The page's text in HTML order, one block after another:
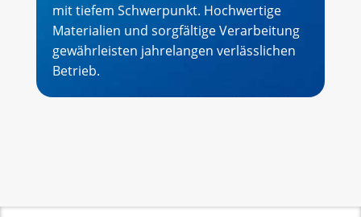
mit tiefem Schwerpunkt. Hochwertige
Materialien und sorgfältige Verarbeitung
gewährleisten jahrelangen verlässlichen
Betrieb.